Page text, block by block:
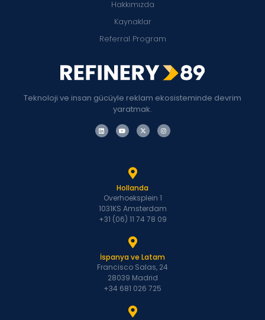
Teknoloji ve insan gücüyle reklam ekosisteminde devrim
yaratmak.
Hakkımızda
Kaynaklar
Referral Program
Hollanda
Overhoeksplein 1
1031KS Amsterdam
+31 (06) 11 74 78 09
İspanya ve Latam
Francisco Salas, 24
28039 Madrid
+34 681 026 725